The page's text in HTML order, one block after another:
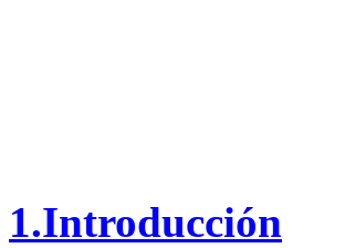
1.Introducción